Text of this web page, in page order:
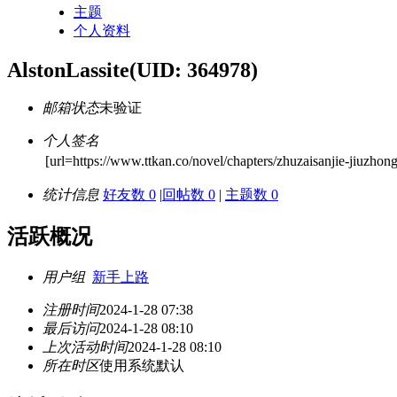
主题
个人资料
AlstonLassite(UID: 364978)
邮箱状态未验证
个人签名
[url=https://www.ttkan.co/novel/chapters/zhuzaisanjie-
统计信息 好友数 0 |回帖数 0 | 主题数 0
活跃概况
用户组 新手上路
注册时间2024-1-28 07:38
最后访问2024-1-28 08:10
上次活动时间2024-1-28 08:10
所在时区使用系统默认